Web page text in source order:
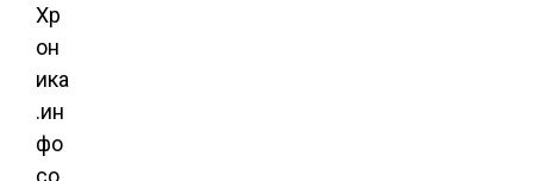
Хр
он
ика
.ин
фо
со